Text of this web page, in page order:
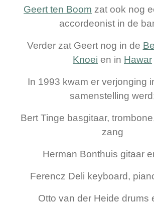
Geert ten Boom zat ook nog
accordeonist in de
Verder zat Geert nog in de
Knoei en in Hawar
In 1993 kwam er verjonging
samenstelling
Bert Tinge basgitaar,
zang
Herman Bonthuis gitaar
Ferencz Deli keyboard,
Otto van der Heide drums